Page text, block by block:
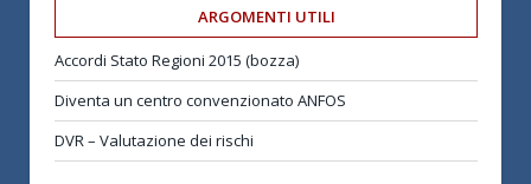
ARGOMENTI UTILI
Accordi Stato Regioni 2015 (bozza)
Diventa un centro convenzionato ANFOS
DVR – Valutazione dei rischi